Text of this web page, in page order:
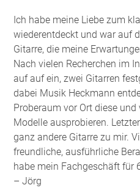
Ich habe meine Liebe zum
wiederentdeckt und war auf
Gitarre, die meine
Nach vielen Recherchen im
auf auf ein, zwei Gitarren
dabei Musik Heckmann
Proberaum vor Ort diese
Modelle ausprobieren.
ganz andere Gitarre zu mir.
freundliche, ausführliche
habe mein Fachgeschäft für
– Jörg